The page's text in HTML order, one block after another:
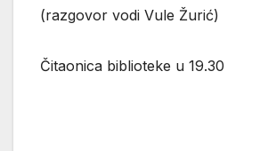
(razgovor vodi Vule Žurić)
Čitaonica biblioteke u 19.30